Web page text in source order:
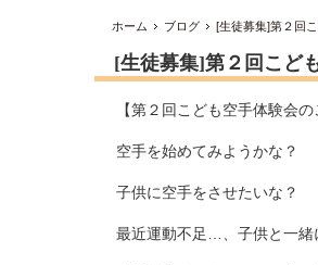
ホーム ブログ [生徒募集]第２回
[生徒募集]第２回こど
【第２回こども空手体験会の
空手を始めてみようかな？
子供に空手をさせたいな？
最近運動不足…、子供と一緒